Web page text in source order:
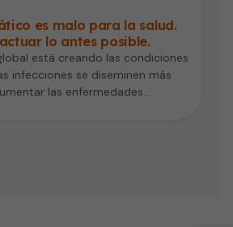
es malo para la salud.
lo antes posible.
está creando las condiciones
infecciones se diseminen más
las enfermedades…